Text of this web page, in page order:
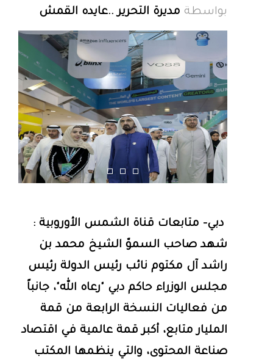
بواسطة مديرة التحرير ..عايده القمش
دبي- متابعات قناة الشمس الأوروبية :
شهد صاحب السموّ الشيخ محمد بن
راشد آل مكتوم نائب رئيس الدولة رئيس
مجلس الوزراء حاكم دبي "رعاه الله"، جانباً
من فعاليات النسخة الرابعة من قمة
المليار متابع، أكبر قمة عالمية في اقتصاد
صناعة المحتوى، والتي ينظمها المكتب